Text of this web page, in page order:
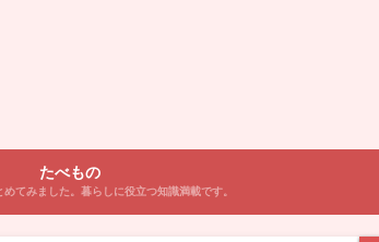
たべもの
てみました。暮らしに役立つ知識満載です。